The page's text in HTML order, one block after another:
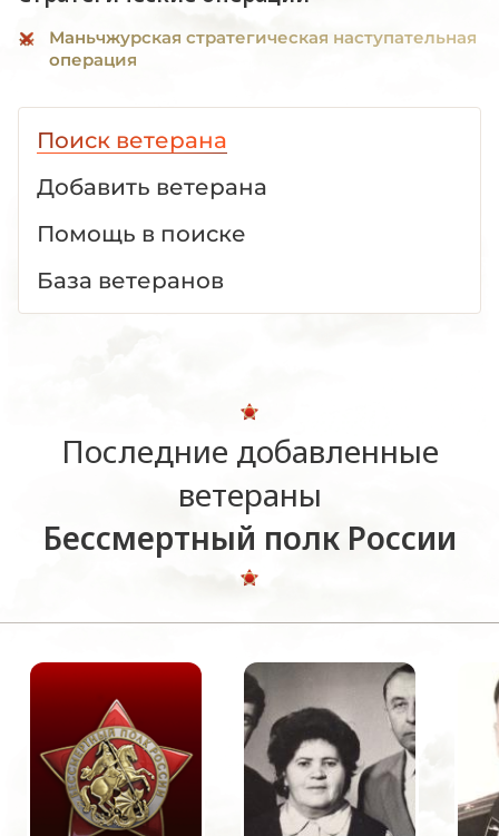
Маньчжурская стратегическая наступательная
операция
Поиск ветерана
Добавить ветерана
Помощь в поиске
База ветеранов
Последние добавленные
ветераны
Бессмертный полк России